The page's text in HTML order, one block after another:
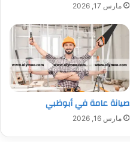
مارس 17, 2026
صيانة عامة في أبوظبي
مارس 16, 2026